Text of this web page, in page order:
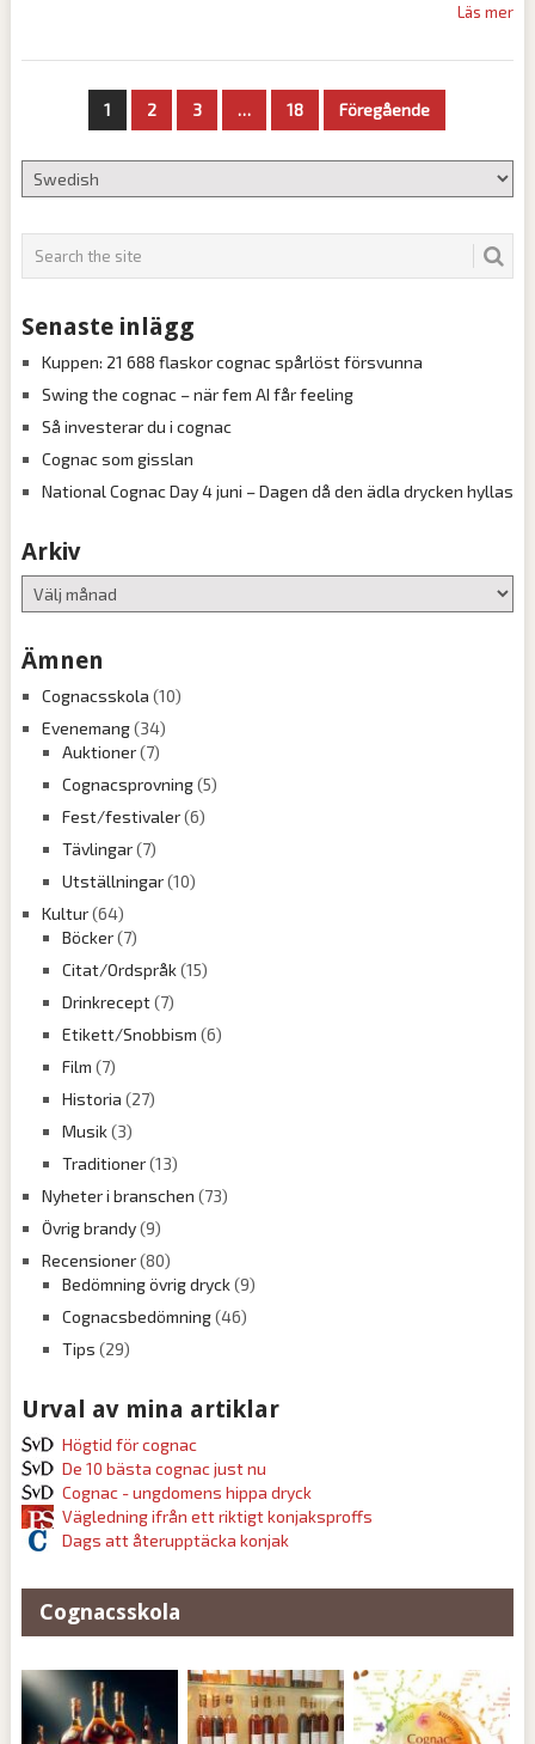
Läs mer
Sidnumrering
inlägg
1 2 3 … 18 Föregående
Senaste inlägg
Kuppen: 21 688 flaskor cognac spårlöst försvunna
Swing the cognac – när fem AI får feeling
Så investerar du i cognac
Cognac som gisslan
National Cognac Day 4 juni – Dagen då den ädla drycken hyllas
Arkiv
Arkiv
Ämnen
Cognacsskola (10)
Evenemang(34)
Auktioner(7)
Cognacsprovning(5)
Fest/festivaler(6)
Tävlingar(7)
Utställningar(10)
Kultur(64)
Böcker(7)
Citat/Ordspråk(15)
Drinkrecept(7)
Etikett/Snobbism (6)
Film (7)
Historia (27)
Musik(3)
Traditioner(13)
Nyheter i branschen (73)
Övrig brandy(9)
Recensioner(80)
Bedömning övrig dryck(9)
Cognacsbedömning(46)
Tips (29)
Urval av mina artiklar
Högtid för cognac
De 10 bästa cognac just nu
Cognac - ungdomens hippa dryck
Vägledning ifrån ett riktigt konjaksproffs
Dags att återupptäcka konjak
Cognacsskola